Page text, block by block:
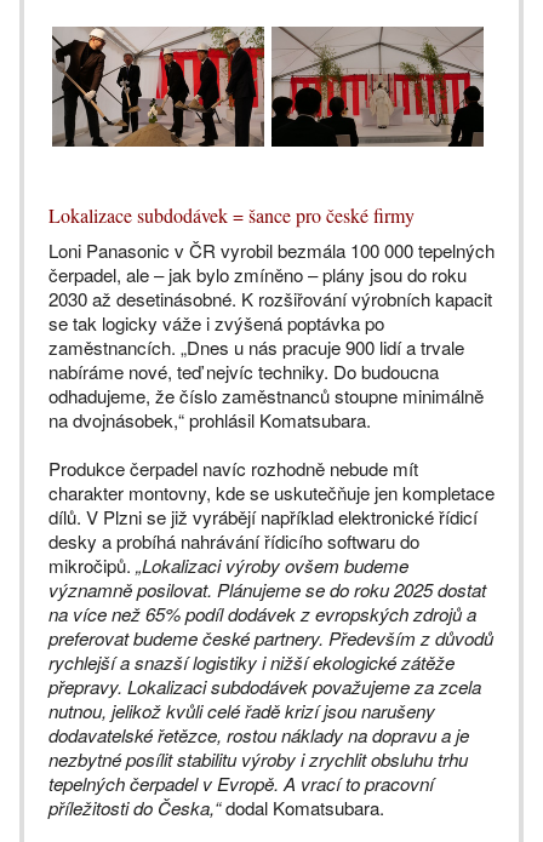
Lokalizace subdodávek = šance pro české firmy
Loni Panasonic v ČR vyrobil bezmála 100 000 tepelných
čerpadel, ale – jak bylo zmíněno – plány jsou do roku
2030 až desetinásobné. K rozšiřování výrobních kapacit
se tak logicky váže i zvýšená poptávka po
zaměstnancích. „Dnes u nás pracuje 900 lidí a trvale
nabíráme nové, teď nejvíc techniky. Do budoucna
odhadujeme, že číslo zaměstnanců stoupne minimálně
na dvojnásobek,“ prohlásil Komatsubara.
Produkce čerpadel navíc rozhodně nebude mít
charakter montovny, kde se uskutečňuje jen kompletace
dílů. V Plzni se již vyrábějí například elektronické řídicí
desky a probíhá nahrávání řídicího softwaru do
mikročipů. „Lokalizaci výroby ovšem budeme
významně posilovat. Plánujeme se do roku 2025 dostat
na více než 65% podíl dodávek z evropských zdrojů a
preferovat budeme české partnery. Především z důvodů
rychlejší a snazší logistiky i nižší ekologické zátěže
přepravy. Lokalizaci subdodávek považujeme za zcela
nutnou, jelikož kvůli celé řadě krizí jsou narušeny
dodavatelské řetězce, rostou náklady na dopravu a je
nezbytné posílit stabilitu výroby i zrychlit obsluhu trhu
tepelných čerpadel v Evropě. A vrací to pracovní
příležitosti do Česka,“dodal Komatsubara.